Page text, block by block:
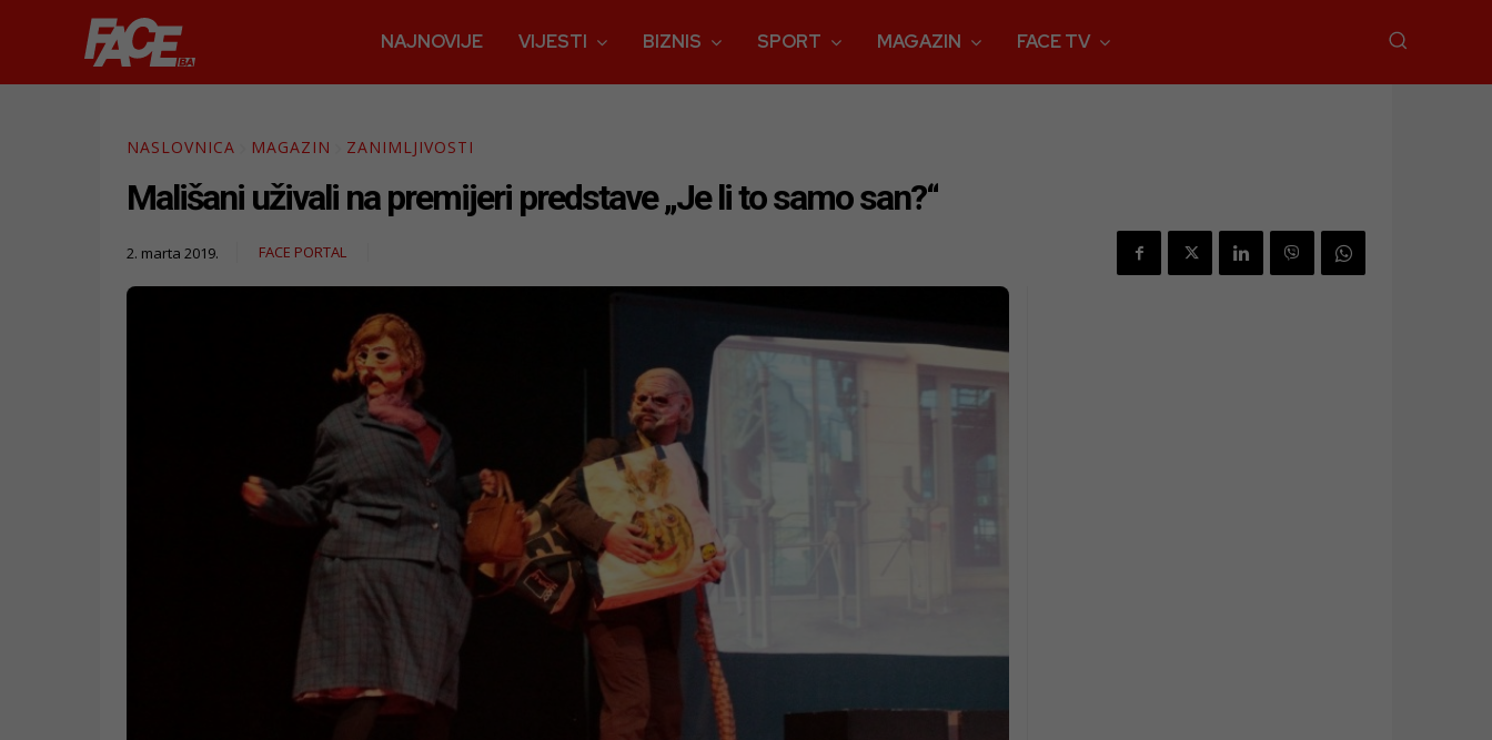
NAJNOVIJE VIJESTI BIZNIS SPORT MAGAZIN FACE TV
NASLOVNICA MAGAZIN ZANIMLJIVOSTI
Mališani uživali na premijeri predstave „Je li to samo san?“
2. marta 2019. FACE PORTAL